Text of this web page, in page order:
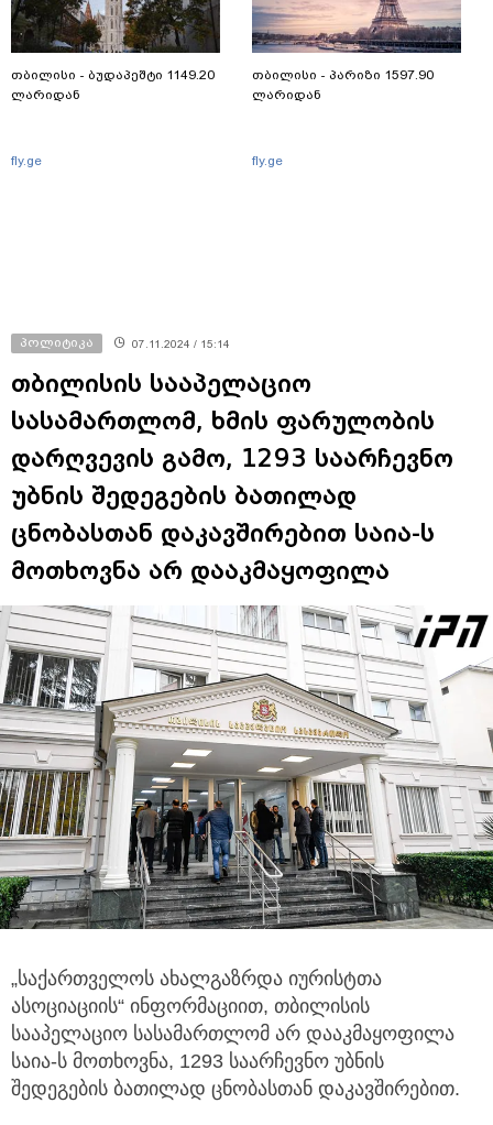
თბილისი - ბუდაპეშტი 1149.20
ლარიდან
fly.ge
თბილისი - პარიზი 1597.90
ლარიდან
fly.ge
პოლიტიკა 07.11.2024 / 15:14
თბილისის სააპელაციო
სასამართლომ, ხმის ფარულობის
დარღვევის გამო, 1293 საარჩევნო
უბნის შედეგების ბათილად
ცნობასთან დაკავშირებით საია-ს
მოთხოვნა არ დააკმაყოფილა
„საქართველოს ახალგაზრდა იურისტთა
ასოციაციის“ ინფორმაციით, თბილისის
სააპელაციო სასამართლომ არ დააკმაყოფილა
საია-ს მოთხოვნა, 1293 საარჩევნო უბნის
შედეგების ბათილად ცნობასთან დაკავშირებით.